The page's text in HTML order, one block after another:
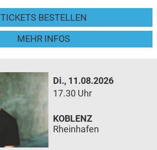
TICKETS BESTELLEN
MEHR INFOS
Di., 11.08.2026
17.30 Uhr
KOBLENZ
Rheinhafen